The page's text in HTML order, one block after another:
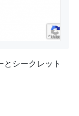
シークレット